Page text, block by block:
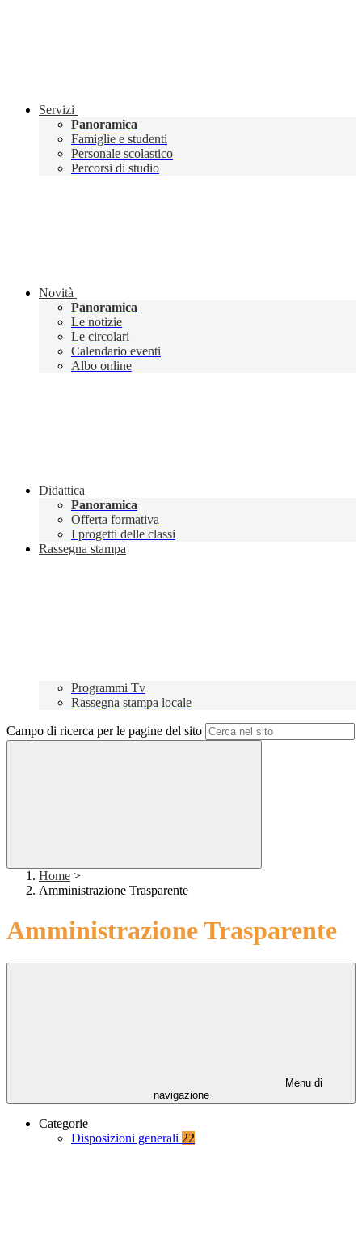
Servizi
Panoramica
Famiglie e studenti
Personale scolastico
Percorsi di studio
Novità
Panoramica
Le notizie
Le circolari
Calendario eventi
Albo online
Didattica
Panoramica
Offerta formativa
I progetti delle classi
Rassegna stampa
Programmi Tv
Rassegna stampa locale
Campo di ricerca per le pagine del sito
Home >
Amministrazione Trasparente
Amministrazione Trasparente
Menu di
navigazione
Categorie
Disposizioni generali 22